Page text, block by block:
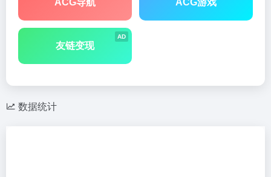
AD
友链变现
数据统计